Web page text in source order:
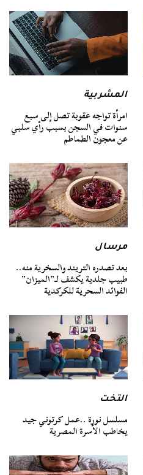
المشربية
امرأة تواجه عقوبة تصل إلى سبع
سنوات في السجن بسبب رأي سلبي
عن معجون الطماطم
مرسال
بعد تصدره التريند والسخرية منه..
طبيب جلدية يكشف لـ”الميزان”
الفوائد السحرية للكركدية
التخت
مسلسل نورة ..عمل كرتوني جيد
يخاطب الأسرة المصرية